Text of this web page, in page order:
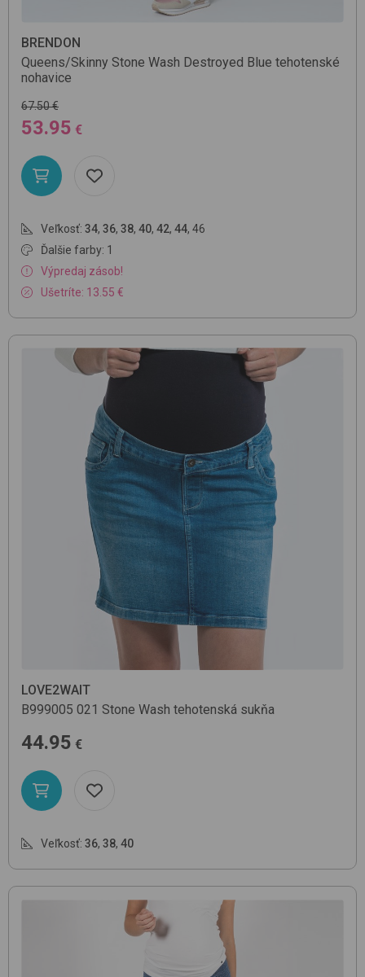
BRENDON
Queens/Skinny Stone Wash Destroyed Blue tehotenské
nohavice
67.50 €
53.95 €
Veľkosť: 34, 36, 38, 40, 42, 44, 46
Ďalšie farby: 1
Výpredaj zásob!
Ušetríte: 13.55 €
LOVE2WAIT
B999005 021 Stone Wash tehotenská sukňa
44.95 €
Veľkosť: 36, 38, 40